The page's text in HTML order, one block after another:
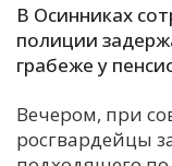
К
В Осинниках
полиции
грабеже у
Вечером, при
росгвардейцы